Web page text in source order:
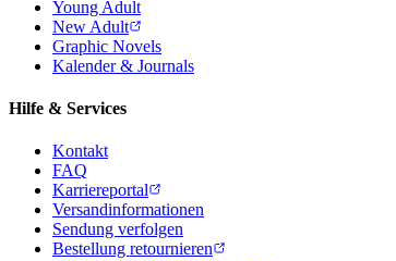
Young Adult
New Adult
Graphic Novels
Kalender & Journals
Hilfe & Services
Kontakt
FAQ
Karriereportal
Versandinformationen
Sendung verfolgen
Bestellung retournieren